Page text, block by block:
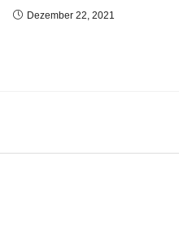
Dezember 22, 2021